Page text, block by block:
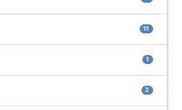
11
1
2